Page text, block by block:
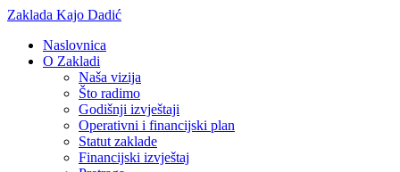
Zaklada Kajo Dadić
Naslovnica
O Zakladi
Naša vizija
Što radimo
Godišnji izvještaji
Operativni i financijski plan
Statut zaklade
Financijski izvještaj